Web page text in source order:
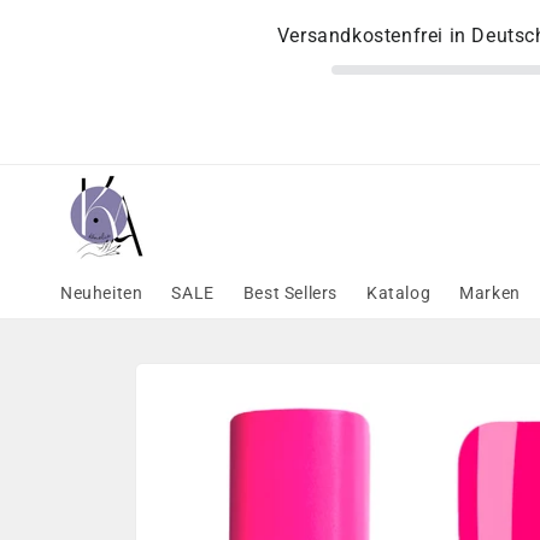
Versandkostenfrei in
Neuheiten SALE Best Sellers Katalog Marken